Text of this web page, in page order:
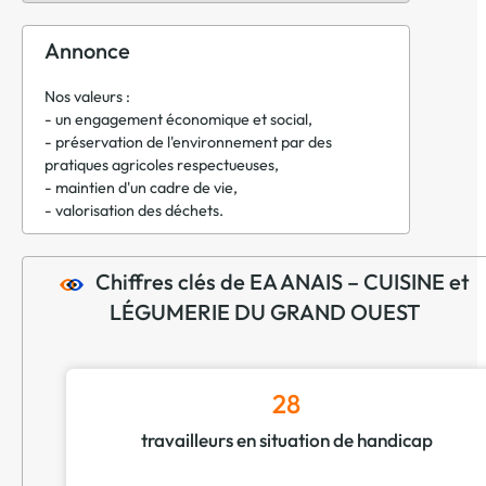
Annonce
Nos valeurs :
- un engagement économique et social,
- préservation de l'environnement par des
pratiques agricoles respectueuses,
- maintien d'un cadre de vie,
- valorisation des déchets.
Chiffres clés de EA ANAIS – CUISINE et
LÉGUMERIE DU GRAND OUEST
28
travailleurs en situation de handicap